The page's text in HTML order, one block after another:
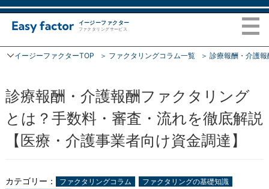
イージーファクター
ファクタリングサービス
トップページ
ファクタリング
ご利用の流れ
イージーファクターTOP ファクタリングコラム一覧 診療報酬・介護
診療報酬・介護報酬ファクタリング
とは？手数料・審査・流れを徹底解説
【医療・介護事業者向け資金調達】
カテゴリー： ファクタリングコラム
ファクタリングの基礎知識